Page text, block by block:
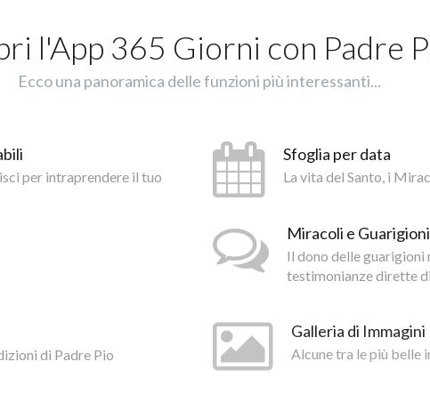
l'App 365 Giorni con Padre
Ecco una panoramica delle funzioni più interessanti...
per intraprendere il tuo
di Padre Pio
Sfoglia per data
La vita del Santo, i
Miracoli e Guarigioni
Il dono delle
testimonianze dirette
Galleria di Immagini
Alcune tra le più belle